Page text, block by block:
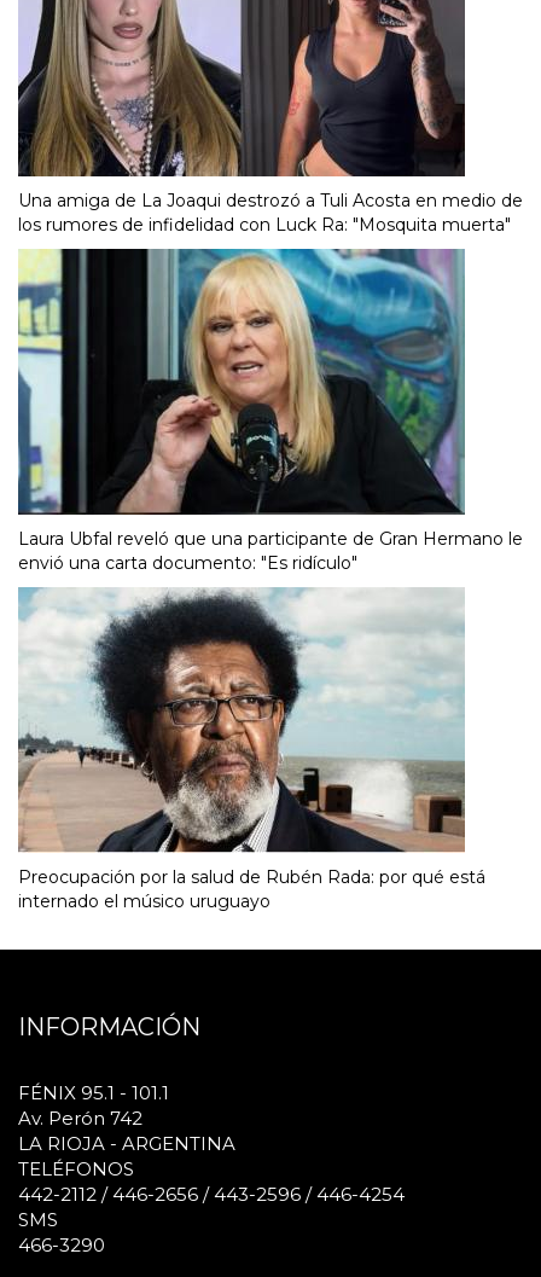
Una amiga de La Joaqui destrozó a Tuli Acosta en medio de
los rumores de infidelidad con Luck Ra: "Mosquita muerta"
Laura Ubfal reveló que una participante de Gran Hermano le
envió una carta documento: "Es ridículo"
Preocupación por la salud de Rubén Rada: por qué está
internado el músico uruguayo
INFORMACIÓN
FÉNIX 95.1 - 101.1
Av. Perón 742
LA RIOJA - ARGENTINA
TELÉFONOS
442-2112 / 446-2656 / 443-2596 / 446-4254
SMS
466-3290